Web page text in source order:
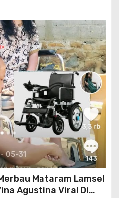
Mataram Lamsel
Agustina Viral Di